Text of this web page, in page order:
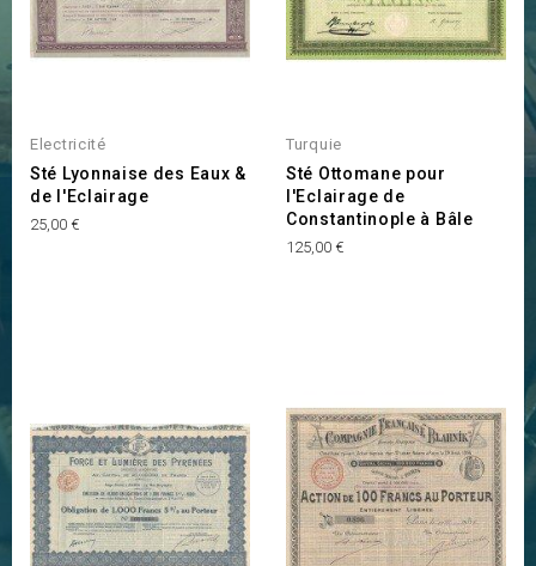
Electricité
Sté Lyonnaise des Eaux &
de l'Eclairage
Prix
25,00 €
Turquie
Sté Ottomane pour
l'Eclairage de
Constantinople à Bâle
Prix
125,00 €